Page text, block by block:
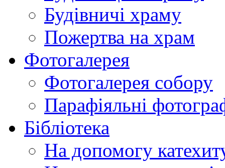
Будівничі храму
Пожертва на храм
Фотогалерея
Фотогалерея собору
Парафіяльні
Бібліотека
На допомогу